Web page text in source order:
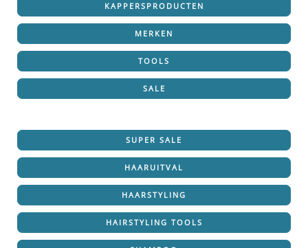
KAPPERSPRODUCTEN
MERKEN
TOOLS
SALE
SUPER SALE
HAARUITVAL
HAARSTYLING
HAIRSTYLING TOOLS